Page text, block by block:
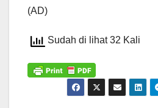
(AD)
Sudah di lihat 32 Kali